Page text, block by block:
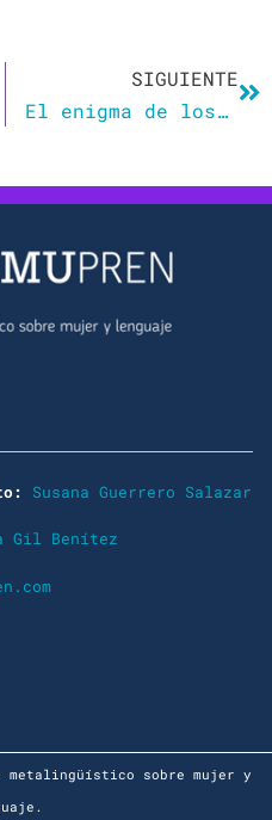
SIGUIENTE
El enigma de los dos padres
Susana Guerrero Salazar
Gil Benítez
metalingüístico sobre mujer y